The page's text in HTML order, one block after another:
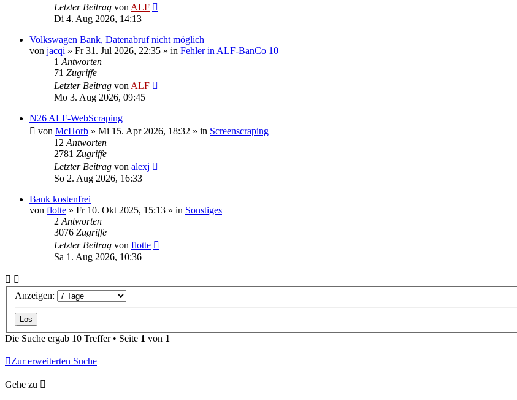
Letzter Beitrag von ALF
Di 4. Aug 2026, 14:13
Volkswagen Bank, Datenabruf nicht möglich
von jacqi » Fr 31. Jul 2026, 22:35 » in Fehler in ALF-BanCo 10
1 Antworten
71 Zugriffe
Letzter Beitrag von ALF
Mo 3. Aug 2026, 09:45
N26 ALF-WebScraping
von McHorb » Mi 15. Apr 2026, 18:32 » in Screenscraping
12 Antworten
2781 Zugriffe
Letzter Beitrag von alexj
So 2. Aug 2026, 16:33
Bank kostenfrei
von flotte » Fr 10. Okt 2025, 15:13 » in Sonstiges
2 Antworten
3076 Zugriffe
Letzter Beitrag von flotte
Sa 1. Aug 2026, 10:36
Anzeigen:
Die Suche ergab 10 Treffer • Seite 1 von 1
Zur erweiterten Suche
Gehe zu